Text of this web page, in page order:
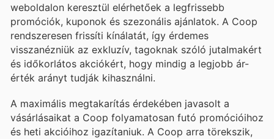
weboldalon keresztül elérhetőek a legfrissebb
promóciók, kuponok és szezonális ajánlatok. A Coop
rendszeresen frissíti kínálatát, így érdemes
visszanézniük az exkluzív, tagoknak szóló jutalmakért
és időkorlátos akciókért, hogy mindig a legjobb ár-
érték arányt tudják kihasználni.
A maximális megtakarítás érdekében javasolt a
vásárlásaikat a Coop folyamatosan futó promócióihoz
és heti akcióihoz igazítaniuk. A Coop arra törekszik,